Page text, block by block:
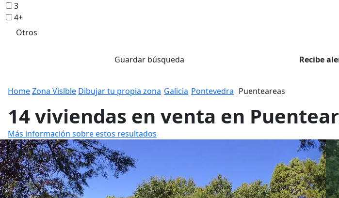
3
4+
Otros
Guardar búsqueda Recibe
HomeZona Vislble Dibujar tu propia zona Galicia Pontevedra Puenteareas
14 viviendas en venta en
Más información sobre estos resultados